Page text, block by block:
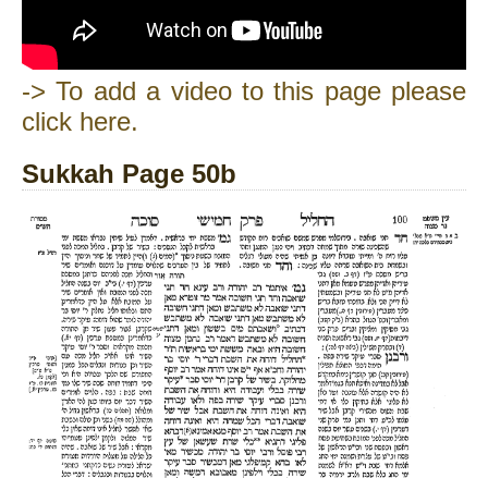
-> To add a video to this page please
click here.
Sukkah Page 50b